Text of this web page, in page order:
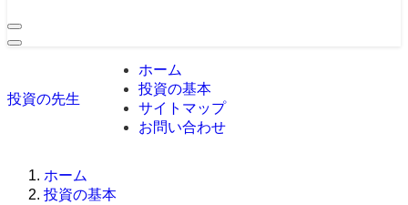
投資の先生
ホーム
投資の基本
サイトマップ
お問い合わせ
ホーム
投資の基本